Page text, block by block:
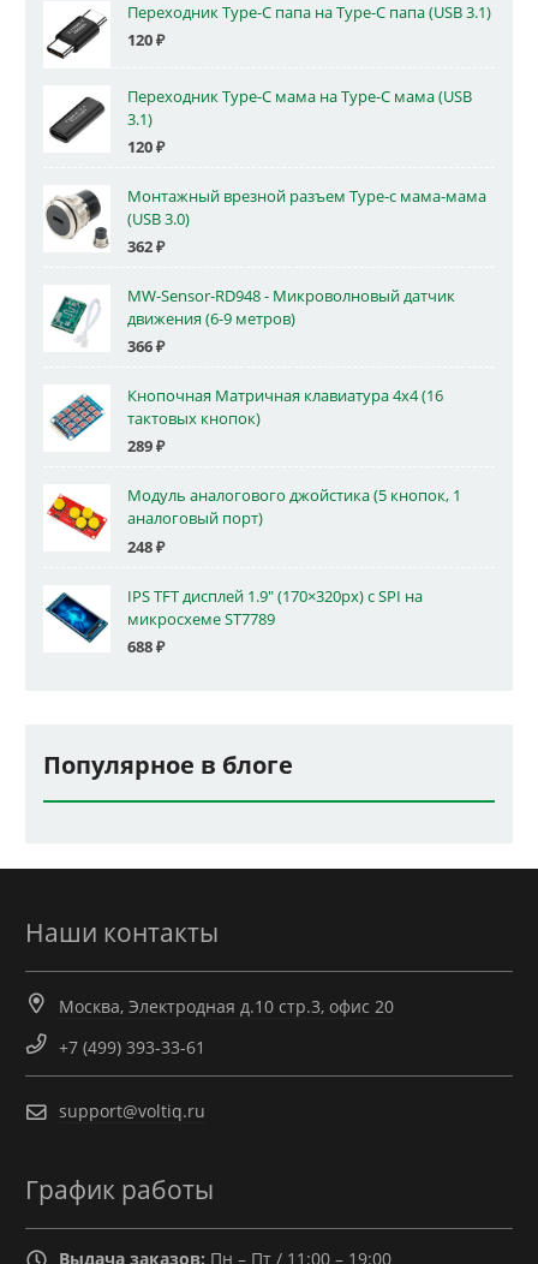
Переходник Type-C папа на Type-C папа (USB 3.1)
120₽
Переходник Type-C мама на Type-C мама (USB
3.1)
120₽
Монтажный врезной разъем Type-c мама-мама
(USB 3.0)
362₽
MW-Sensor-RD948 - Микроволновый датчик
движения (6-9 метров)
366₽
Кнопочная Матричная клавиатура 4x4 (16
тактовых кнопок)
289₽
Модуль аналогового джойстика (5 кнопок, 1
аналоговый порт)
248₽
IPS TFT дисплей 1.9" (170×320px) с SPI на
микросхеме ST7789
688₽
Популярное в блоге
Наши контакты
Москва, Электродная д.10 стр.3, офис 20
+7 (499) 393-33-61
support@voltiq.ru
График работы
Выдача заказов: Пн – Пт / 11:00 – 19:00